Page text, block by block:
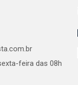
feira das 08h